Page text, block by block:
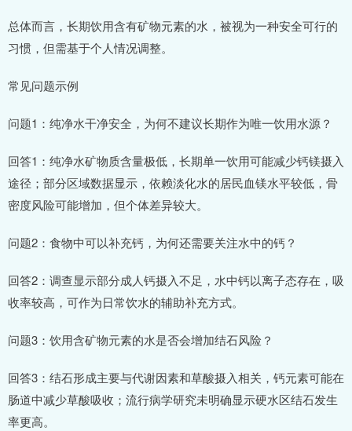
总体而言，长期饮用含有矿物元素的水，被视为一种安全可行的
习惯，但需基于个人情况调整。
常见问题示例
问题1：纯净水干净安全，为何不建议长期作为唯一饮用水源？
回答1：纯净水矿物质含量极低，长期单一饮用可能减少钙镁摄入
途径；部分区域数据显示，依赖淡化水的居民血镁水平较低，骨
密度风险可能增加，但个体差异较大。
问题2：食物中可以补充钙，为何还需要关注水中的钙？
回答2：调查显示部分成人钙摄入不足，水中钙以离子态存在，吸
收率较高，可作为日常饮水的辅助补充方式。
问题3：饮用含矿物元素的水是否会增加结石风险？
回答3：结石形成主要与代谢因素和草酸摄入相关，钙元素可能在
肠道中减少草酸吸收；流行病学研究未明确显示硬水区结石发生
率更高。